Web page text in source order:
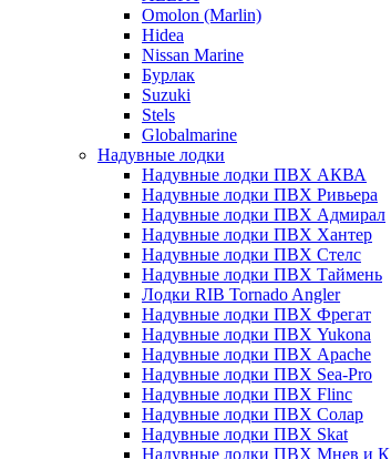
Omolon (Marlin)
Hidea
Nissan Marine
Бурлак
Suzuki
Stels
Globalmarine
Надувные лодки
Надувные лодки ПВХ АКВА
Надувные лодки ПВХ Ривьера
Надувные лодки ПВХ Адмирал
Надувные лодки ПВХ Хантер
Надувные лодки ПВХ Стелс
Надувные лодки ПВХ Таймень
Лодки RIB Tornado Angler
Надувные лодки ПВХ Фрегат
Надувные лодки ПВХ Yukona
Надувные лодки ПВХ Apache
Надувные лодки ПВХ Sea-Pro
Надувные лодки ПВХ Flinc
Надувные лодки ПВХ Солар
Надувные лодки ПВХ Skat
Надувные лодки ПВХ Мнев и К